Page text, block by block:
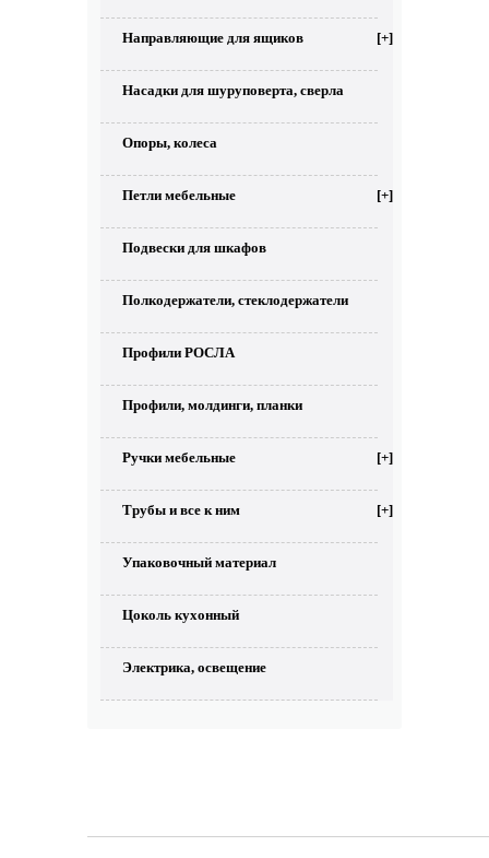
Направляющие для ящиков [+]
Насадки для шуруповерта, сверла
Опоры, колеса
Петли мебельные [+]
Подвески для шкафов
Полкодержатели, стеклодержатели
Профили РОСЛА
Профили, молдинги, планки
Ручки мебельные [+]
Трубы и все к ним [+]
Упаковочный материал
Цоколь кухонный
Электрика, освещение